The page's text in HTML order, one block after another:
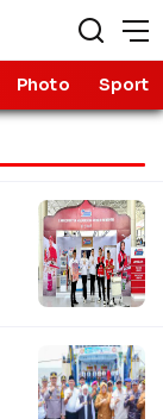
Photo Sport